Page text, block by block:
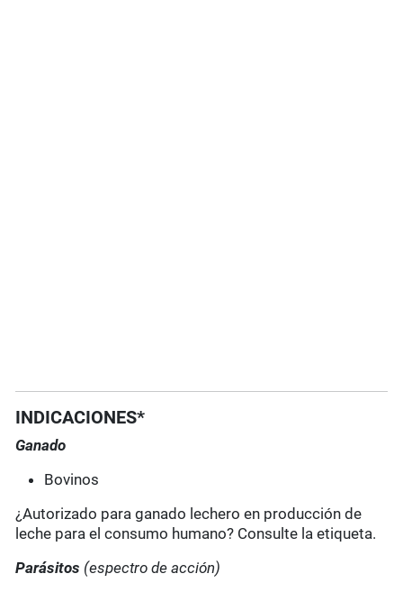
INDICACIONES*
Ganado
Bovinos
¿Autorizado para ganado lechero en producción de
leche para el consumo humano? Consulte la etiqueta.
Parásitos (espectro de acción)